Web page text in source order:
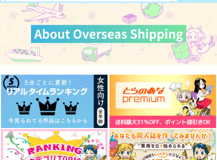
まぶやー再録集10
ラビリンスからの脱出
（税込）
降谷零
作品詳細
1,227円（税込）
ゲゲ郎＋水木
作品詳細
テセウスの櫂を漕ぐ1
ロックフィル牧場
1,360円（税込）
不死川実弥×不死川玄弥
作品詳細
作品詳細
特装版 ボーイッシュ
彼女が可愛すぎる 5
まちがいだらけの麦の
恋ですが、
愛さないといわれまし
ても 元魔王の伯爵令